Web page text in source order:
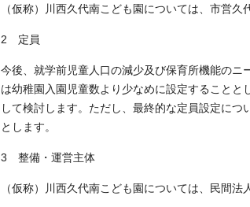
（仮称）川西久代南こども園については、市営
2 定員
今後、就学前児童人口の減少及び保育所機能の
は幼稚園入園児童数より少なめに設定すること
して検討します。ただし、最終的な定員設定に
とします。
3 整備・運営主体
（仮称）川西久代南こども園については、民間法